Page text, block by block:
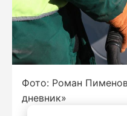
Фото: Роман
дневник»